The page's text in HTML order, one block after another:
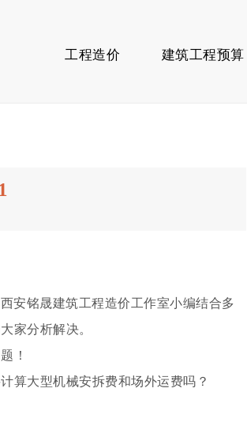
工程造价 建筑工程预算
安铭晟建筑工程造价工作室小编结合多
家分析解决。
！
算大型机械安拆费和场外运费吗？